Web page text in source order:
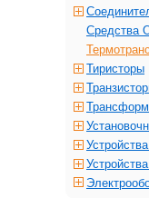
Средства
Тиристоры